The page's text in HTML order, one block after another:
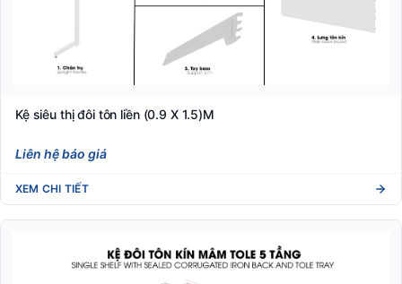
Kệ siêu thị đôi tôn liền (0.9 X 1.5)M
Liên hệ báo giá
XEM CHI TIẾT